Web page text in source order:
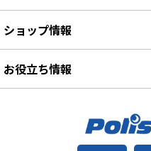
ショップ情報
お役立ち情報